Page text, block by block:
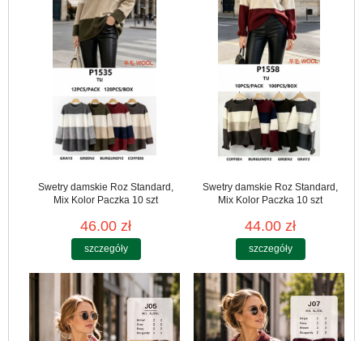
Swetry damskie Roz Standard,
Mix Kolor Paczka 10 szt
46.00 zł
szczegóły
Swetry damskie Roz Standard,
Mix Kolor Paczka 10 szt
44.00 zł
szczegóły